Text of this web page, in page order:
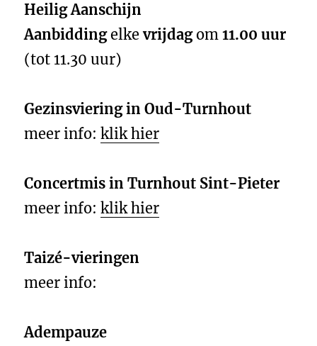
Heilig Aanschijn
Aanbiddingelkevrijdag om11.00 uur
(tot 11.30 uur)
Gezinsviering in Oud-Turnhout
meer info:klik hier
Concertmis in Turnhout Sint-Pieter
meer info:klik hier
Taizé-vieringen
meer info:
Adempauze